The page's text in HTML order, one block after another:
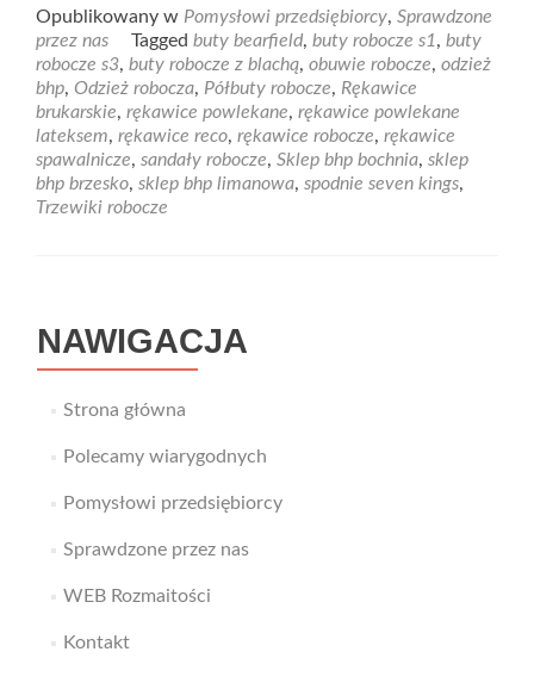
about
Dbasz
o
ogród?
Przy
sprzątaniu
stosuj
rękawice
Opublikowany w Pomysłowi przedsiębiorcy, Sprawdzone
przez nas
Tagged buty bearfield, buty robocze s1, buty
robocze s3, buty robocze z blachą, obuwie robocze, odzież
bhp, Odzież robocza, Półbuty robocze, Rękawice
brukarskie, rękawice powlekane, rękawice powlekane
lateksem, rękawice reco, rękawice robocze, rękawice
spawalnicze, sandały robocze, Sklep bhp bochnia, sklep
bhp brzesko, sklep bhp limanowa, spodnie seven kings,
Trzewiki robocze
NAWIGACJA
Strona główna
Polecamy wiarygodnych
Pomysłowi przedsiębiorcy
Sprawdzone przez nas
WEB Rozmaitości
Kontakt